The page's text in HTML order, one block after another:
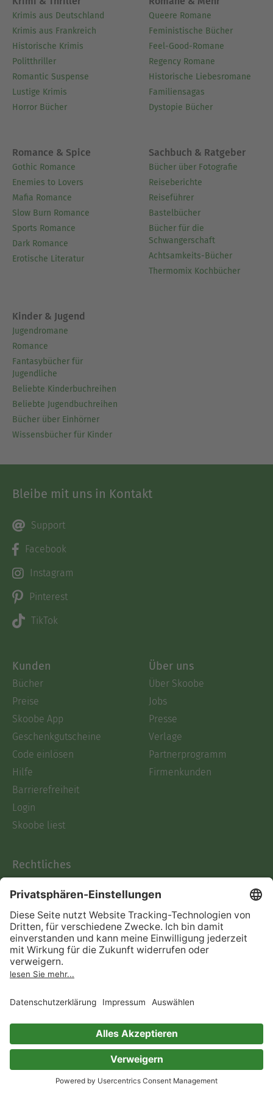
Krimis aus Deutschland
Krimis aus Frankreich
Historische Krimis
Politthriller
Romantic Suspense
Lustige Krimis
Horror Bücher
Queere Romane
Feministische Bücher
Feel-Good-Romane
Regency Romane
Historische Liebesromane
Familiensagas
Dystopie Bücher
Romance & Spice
Gothic Romance
Enemies to Lovers
Mafia Romance
Slow Burn Romance
Sports Romance
Dark Romance
Erotische Literatur
Sachbuch & Ratgeber
Bücher über Fotografie
Reiseberichte
Reiseführer
Bastelbücher
Bücher für die
Schwangerschaft
Achtsamkeits-Bücher
Thermomix Kochbücher
Kinder & Jugend
Jugendromane
Romance
Fantasybücher für
Jugendliche
Beliebte Kinderbuchreihen
Beliebte Jugendbuchreihen
Bücher über Einhörner
Wissensbücher für Kinder
Bleibe mit uns in Kontakt
Support
Facebook
Instagram
Pinterest
TikTok
Kunden
Bücher
Preise
Skoobe App
Geschenkgutscheine
Code einlösen
Hilfe
Barrierefreiheit
Login
Skoobe liest
Über uns
Über Skoobe
Jobs
Presse
Verlage
Partnerprogramm
Firmenkunden
Rechtliches
AGB
Informationen nach Data
Act
Verträge hier kündigen
Impressum
Immer ein gutes Buch